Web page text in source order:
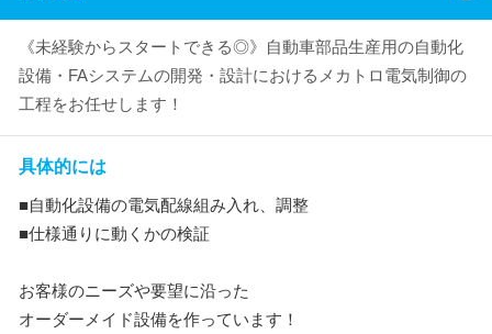
《未経験からスタートできる◎》自動車部品生産用の自動化
設備・FAシステムの開発・設計におけるメカトロ電気制御の
工程をお任せします！
具体的には
■自動化設備の電気配線組み入れ、調整
■仕様通りに動くかの検証
お客様のニーズや要望に沿った
オーダーメイド設備を作っています！